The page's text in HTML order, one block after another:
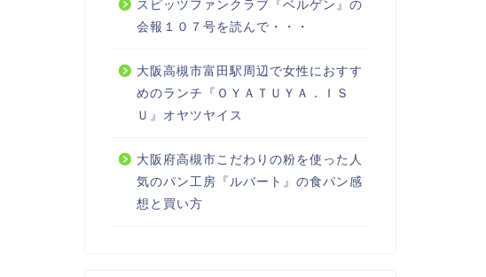
スピッツファンクラブ『ベルゲン』の
会報１０７号を読んで・・・
大阪高槻市富田駅周辺で女性におすす
めのランチ『ＯＹＡＴＵＹＡ．ＩＳ
Ｕ』オヤツヤイス
大阪府高槻市こだわりの粉を使った人
気のパン工房『ルバート』の食パン感
想と買い方